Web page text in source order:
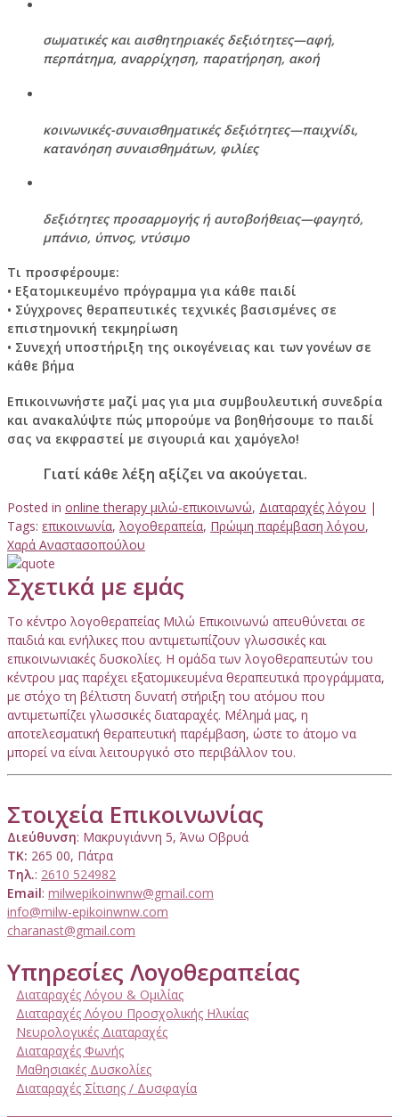
σωματικές και αισθητηριακές δεξιότητες—αφή,
περπάτημα, αναρρίχηση, παρατήρηση, ακοή
κοινωνικές-συναισθηματικές δεξιότητες—παιχνίδι,
κατανόηση συναισθημάτων, φιλίες
δεξιότητες προσαρμογής ή αυτοβοήθειας—φαγητό,
μπάνιο, ύπνος, ντύσιμο
Τι προσφέρουμε:
• Εξατομικευμένο πρόγραμμα για κάθε παιδί
• Σύγχρονες θεραπευτικές τεχνικές βασισμένες σε
επιστημονική τεκμηρίωση
• Συνεχή υποστήριξη της οικογένειας και των γονέων σε
κάθε βήμα
Επικοινωνήστε μαζί μας για μια συμβουλευτική συνεδρία
και ανακαλύψτε πώς μπορούμε να βοηθήσουμε το παιδί
σας να εκφραστεί με σιγουριά και χαμόγελο!
Γιατί κάθε λέξη αξίζει να ακούγεται.
Posted in online therapy μιλώ-επικοινωνώ, Διαταραχές λόγου |
Tags: επικοινωνία, λογοθεραπεία, Πρώιμη παρέμβαση λόγου,
Χαρά Αναστασοπούλου
Σχετικά με εμάς
Το κέντρο λογοθεραπείας Μιλώ Επικοινωνώ απευθύνεται σε
παιδιά και ενήλικες που αντιμετωπίζουν γλωσσικές και
επικοινωνιακές δυσκολίες. Η ομάδα των λογοθεραπευτών του
κέντρου μας παρέχει εξατομικευμένα θεραπευτικά προγράμματα,
με στόχο τη βέλτιστη δυνατή στήριξη του ατόμου που
αντιμετωπίζει γλωσσικές διαταραχές. Μέλημά μας, η
αποτελεσματική θεραπευτική παρέμβαση, ώστε το άτομο να
μπορεί να είναι λειτουργικό στο περιβάλλον του.
Στοιχεία Επικοινωνίας
Διεύθυνση: Μακρυγιάννη 5, Άνω Οβρυά
ΤΚ: 265 00, Πάτρα
Τηλ.: 2610 524982
Email: milwepikoinwnw@gmail.com
info@milw-epikoinwnw.com
charanast@gmail.com
Υπηρεσίες Λογοθεραπείας
Διαταραχές Λόγου & Ομιλίας
Διαταραχές Λόγου Προσχολικής Ηλικίας
Νευρολογικές Διαταραχές
Διαταραχές Φωνής
Μαθησιακές Δυσκολίες
Διαταραχές Σίτισης / Δυσφαγία